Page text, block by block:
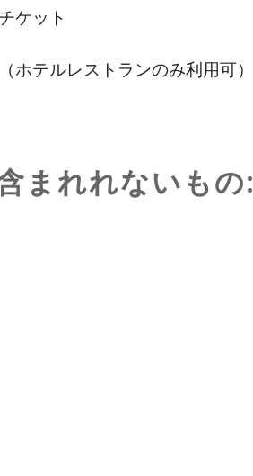
ケット
テルレストランのみ利用可）
まれれないもの: